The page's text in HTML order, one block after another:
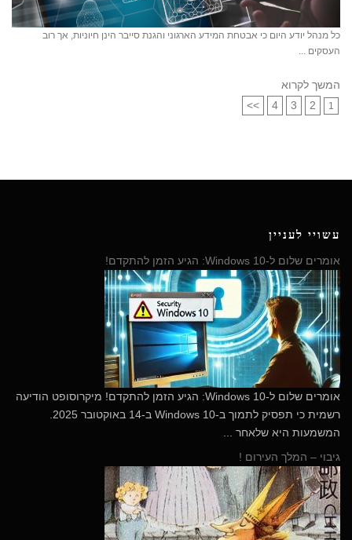
כל מנהל יודע היום כי אבטחת המידע הארגוני והגנת סייבר הינן חיוניות, אך רוב
העסקים ...
המשך לקרוא
1
2
3
4
>>
עשויי לעניין
אומרים שלום ל-Windows 10: הגיע הזמן להתקדם!
​אומרים שלום ל-Windows 10: הגיע הזמן להתקדם! מיקרוסופט הודיעה
המשמעות היא שלאחר ...
גיבוי – המלך העירום !